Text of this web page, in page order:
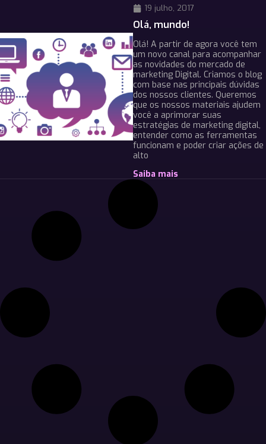
19 julho, 2017
Olá, mundo!
Olá! A partir de agora você tem
um novo canal para acompanhar
as novidades do mercado de
marketing Digital. Criamos o blog
com base nas principais dúvidas
dos nossos clientes. Queremos
que os nossos materiais ajudem
você a aprimorar suas
estratégias de marketing digital,
entender como as ferramentas
funcionam e poder criar ações de
alto
Saiba mais